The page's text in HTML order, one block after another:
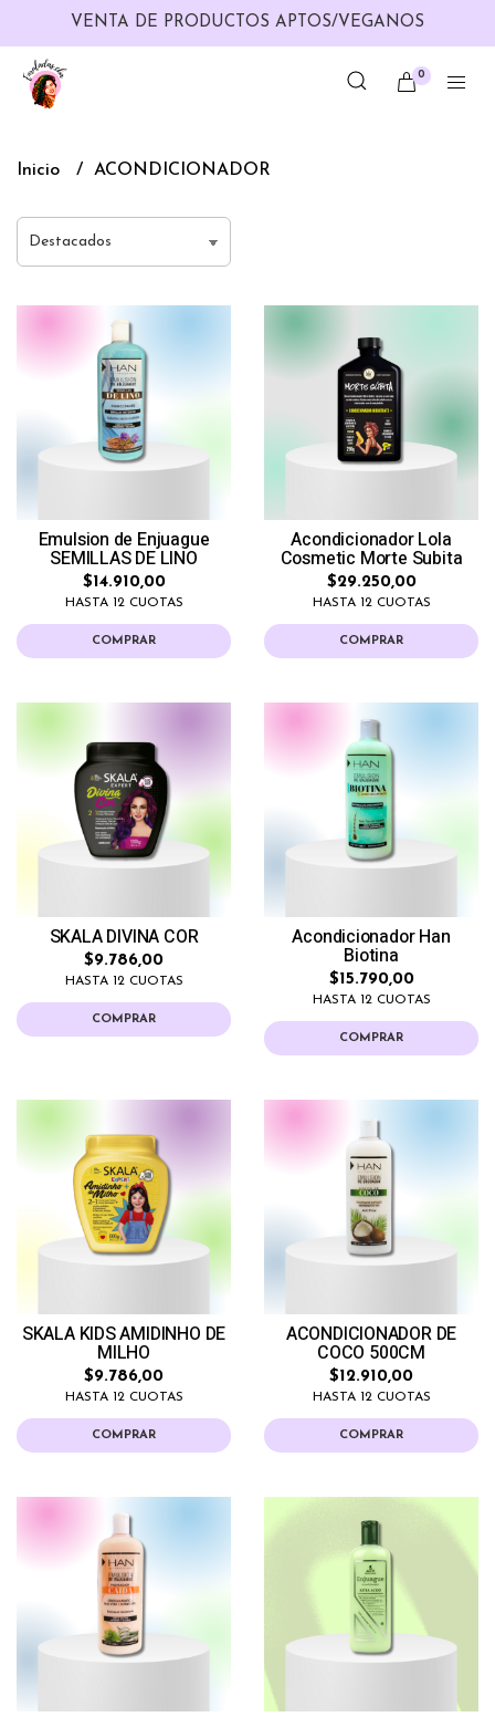
VENTA DE PRODUCTOS APTOS/VEGANOS
0
Inicio ACONDICIONADOR
Emulsion de Enjuague
SEMILLAS DE LINO
$14.910,00
HASTA 12 CUOTAS
COMPRAR
Acondicionador Lola
Cosmetic Morte Subita
$29.250,00
HASTA 12 CUOTAS
COMPRAR
SKALA DIVINA COR
$9.786,00
HASTA 12 CUOTAS
COMPRAR
Acondicionador Han
Biotina
$15.790,00
HASTA 12 CUOTAS
COMPRAR
SKALA KIDS AMIDINHO DE
MILHO
$9.786,00
HASTA 12 CUOTAS
COMPRAR
ACONDICIONADOR DE
COCO 500CM
$12.910,00
HASTA 12 CUOTAS
COMPRAR